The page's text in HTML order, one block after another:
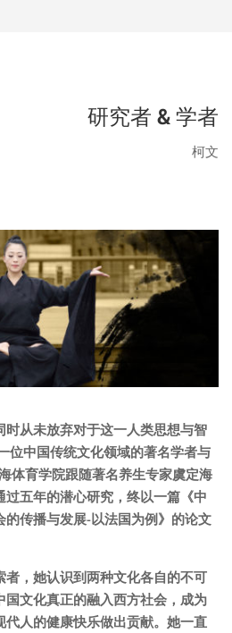
研究者 & 学者
柯文
从未放弃对于这一人类思想与智
位中国传统文化领域的著名学者与
体育学院跟随著名养生专家虞定海
五年的潜心研究，终以一篇《中
的传播与发展-以法国为例》的论文
，她认识到两种文化各自的不可
文化真正的融入西方社会，成为
人的健康快乐做出贡献。她一直